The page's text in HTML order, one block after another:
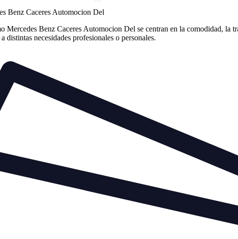
Benz Caceres Automocion Del
Mercedes Benz Caceres Automocion Del se centran en la comodidad, la
necesidades profesionales o personales.